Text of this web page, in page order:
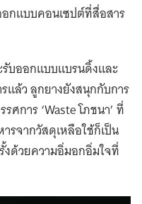
อกแบบคอนเซปต์ที่สื่อสาร
รับออกแบบแบรนดิ้งและ
แล้ว ลูกยางยังสนุกกับการ
ศการ ‘Waste โภชนา’ ที่
รจากวัสดุเหลือใช้ก็เป็น
งด้วยความอิ่มอกอิ่มใจที่